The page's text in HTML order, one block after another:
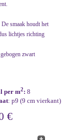
smaak houdt het
lichtjes richting
zwart
per m2: 8
: p9 (9 cm vierkant)
€